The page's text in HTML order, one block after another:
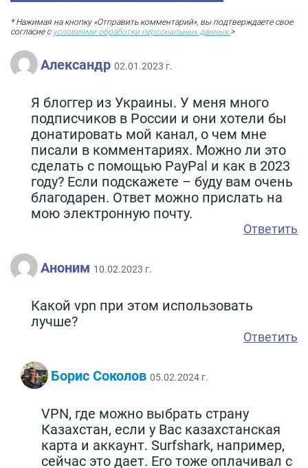
* Нажимая на кнопку «Отправить комментарий», вы подтверждаете свое
согласие с условиями обработки персональных данных.>
Александр 02.01.2023 г.
Я блоггер из Украины. У меня много
подписчиков в России и они хотели бы
донатировать мой канал, о чем мне
писали в комментариях. Можно ли это
сделать с помощью PayPal и как в 2023
году? Если подскажете – буду вам очень
благодарен. Ответ можно прислать на
мою электронную почту.
Ответить
Аноним 10.02.2023 г.
Какой vpn при этом использовать
лучше?
Ответить
Борис Соколов 05.02.2024 г.
VPN, где можно выбрать страну
Казахстан, если у Вас казахстанская
карта и аккаунт. Surfshark, например,
сейчас это дает. Его тоже оплачивал с